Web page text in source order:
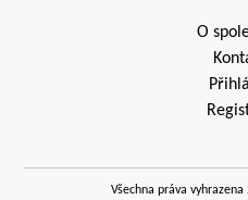
O
Všechna práva vyhrazena